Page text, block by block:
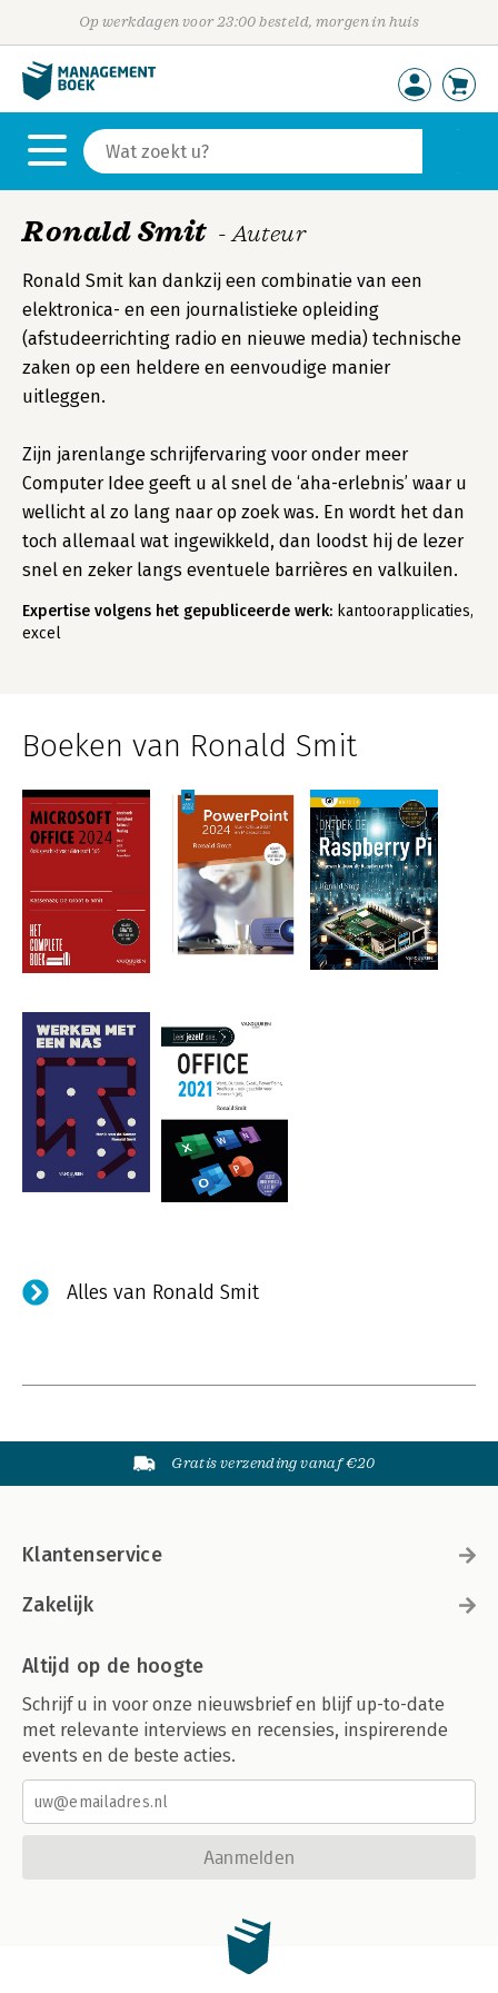
Op werkdagen voor 23:00 besteld, morgen in huis
Ronald Smit - Auteur
Ronald Smit kan dankzij een combinatie van een
elektronica- en een journalistieke opleiding
(afstudeerrichting radio en nieuwe media) technische
zaken op een heldere en eenvoudige manier
uitleggen.
Zijn jarenlange schrijfervaring voor onder meer
Computer Idee geeft u al snel de ‘aha-erlebnis’ waar u
wellicht al zo lang naar op zoek was. En wordt het dan
toch allemaal wat ingewikkeld, dan loodst hij de lezer
snel en zeker langs eventuele barrières en valkuilen.
Expertise volgens het gepubliceerde werk: kantoorapplicaties,
excel
Boeken van Ronald Smit
Alles van Ronald Smit
Gratis verzending vanaf €20
Klantenservice
Zakelijk
Altijd op de hoogte
Schrijf u in voor onze nieuwsbrief en blijf up-to-date
met relevante interviews en recensies, inspirerende
events en de beste acties.
Aanmelden